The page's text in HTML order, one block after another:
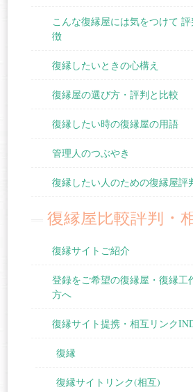
こんな復縁屋には気をつけて
徴
復縁したいときの心構え
復縁屋の選び方・評判と比較
復縁したい時の復縁屋の用語
管理人のつぶやき
復縁したい人のための復縁屋評
復縁屋比較評判・
復縁サイトご紹介
登録をご希望の復縁屋・復縁工
方へ
復縁サイト提携・相互リンク
復縁
復縁サイトリンク(相互)